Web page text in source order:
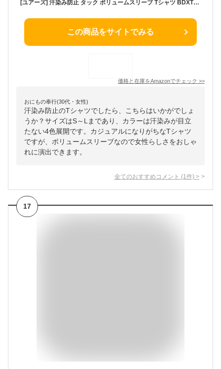
[ユアーズ] 汗染み防止 タック ボリュームスリーブ Tシャツ BDXT0214 レディース S ホワイト
この商品をサイトでみる
価格と在庫をAmazonでチェック >>
おにもの奉行(30代・女性)
汗染み防止のTシャツでしたら、こちらはいかがでしょ
うか？サイズはS～Lまであり、カラーは汗染みが目立
たない4色展開です。カジュアルになりがちなTシャツ
ですが、ボリュームスリーブなので女性らしさをおしゃ
れに演出できます。
全てのおすすめコメント (1 件) >
17